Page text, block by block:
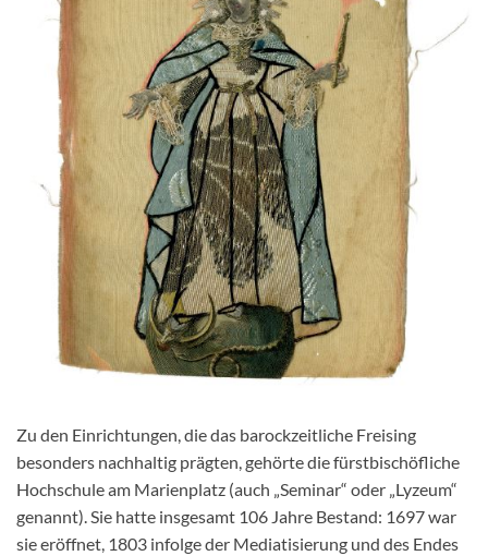
Zu den Einrichtungen, die das barockzeitliche Freising
besonders nachhaltig prägten, gehörte die fürstbischöfliche
Hochschule am Marienplatz (auch „Seminar“ oder „Lyzeum“
genannt). Sie hatte insgesamt 106 Jahre Bestand: 1697 war
sie eröffnet, 1803 infolge der Mediatisierung und des Endes